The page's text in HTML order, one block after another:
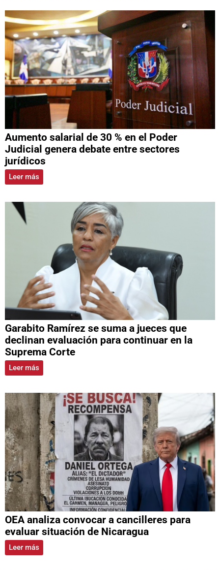
Aumento salarial de 30 % en el Poder
Judicial genera debate entre sectores
jurídicos
Leer más
Garabito Ramírez se suma a jueces que
declinan evaluación para continuar en la
Suprema Corte
Leer más
OEA analiza convocar a cancilleres para
evaluar situación de Nicaragua
Leer más